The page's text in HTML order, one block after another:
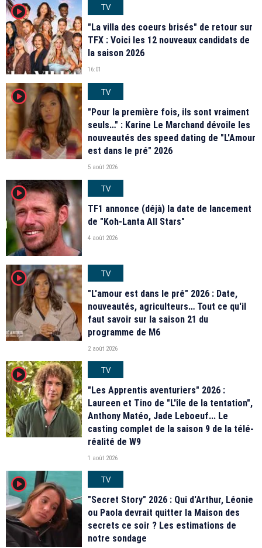
player2
TV
"La villa des coeurs brisés" de retour sur
TFX : Voici les 12 nouveaux candidats de
la saison 2026
16:01
player2
TV
"Pour la première fois, ils sont vraiment
seuls…" : Karine Le Marchand dévoile les
nouveautés des speed dating de "L'Amour
est dans le pré" 2026
5 août 2026
player2
TV
TF1 annonce (déjà) la date de lancement
de "Koh-Lanta All Stars"
4 août 2026
player2
TV
"L'amour est dans le pré" 2026 : Date,
nouveautés, agriculteurs… Tout ce qu'il
faut savoir sur la saison 21 du
programme de M6
2 août 2026
player2
TV
"Les Apprentis aventuriers" 2026 :
Laureen et Tino de "L'île de la tentation",
Anthony Matéo, Jade Leboeuf... Le
casting complet de la saison 9 de la télé-
réalité de W9
1 août 2026
player2
TV
"Secret Story" 2026 : Qui d'Arthur, Léonie
ou Paola devrait quitter la Maison des
secrets ce soir ? Les estimations de
notre sondage